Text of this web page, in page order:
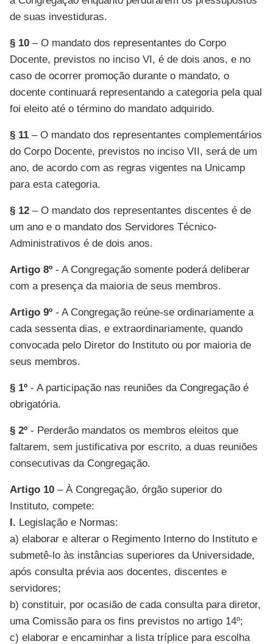
de suas investiduras.
§ 10 – O mandato dos representantes do Corpo
Docente, previstos no inciso VI, é de dois anos, e no
caso de ocorrer promoção durante o mandato, o
docente continuará representando a categoria pela qual
foi eleito até o término do mandato adquirido.
§ 11 – O mandato dos representantes complementários
do Corpo Docente, previstos no inciso VII, será de um
ano, de acordo com as regras vigentes na Unicamp
para esta categoria.
§ 12 – O mandato dos representantes discentes é de
um ano e o mandato dos Servidores Técnico-
Administrativos é de dois anos.
Artigo 8º - A Congregação somente poderá deliberar
com a presença da maioria de seus membros.
Artigo 9º - A Congregação reúne-se ordinariamente a
cada sessenta dias, e extraordinariamente, quando
convocada pelo Diretor do Instituto ou por maioria de
seus membros.
§ 1º - A participação nas reuniões da Congregação é
obrigatória.
§ 2º - Perderão mandatos os membros eleitos que
faltarem, sem justificativa por escrito, a duas reuniões
consecutivas da Congregação.
Artigo 10 – À Congregação, órgão superior do
Instituto, compete:
I. Legislação e Normas:
a) elaborar e alterar o Regimento Interno do Instituto e
submetê-lo às instâncias superiores da Universidade,
após consulta prévia aos docentes, discentes e
servidores;
b) constituir, por ocasião de cada consulta para diretor,
uma Comissão para os fins previstos no artigo 14º;
c) elaborar e encaminhar a lista tríplice para escolha